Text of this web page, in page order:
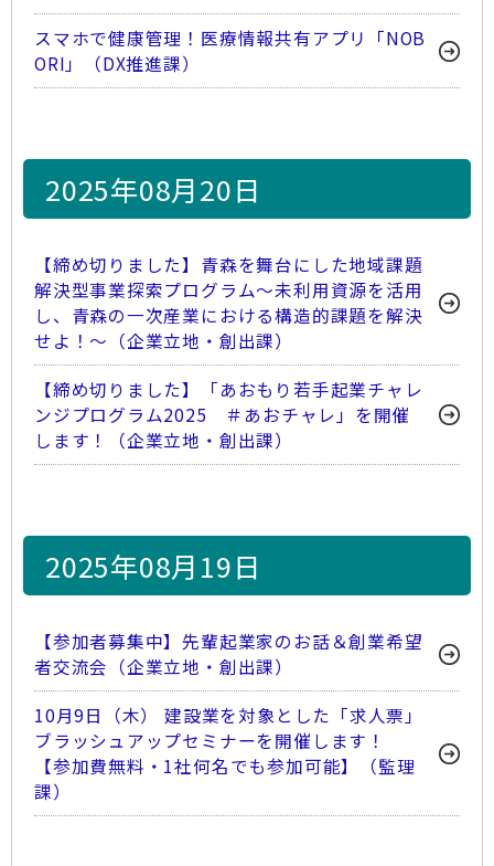
スマホで健康管理！医療情報共有アプリ「NOB
ORI」（DX推進課）
2025年08月20日
【締め切りました】青森を舞台にした地域課題
解決型事業探索プログラム～未利用資源を活用
し、青森の一次産業における構造的課題を解決
せよ！～（企業立地・創出課）
【締め切りました】「あおもり若手起業チャレ
ンジプログラム2025 ＃あおチャレ」を開催
します！（企業立地・創出課）
2025年08月19日
【参加者募集中】先輩起業家のお話＆創業希望
者交流会（企業立地・創出課）
10月9日（木） 建設業を対象とした「求人票」
ブラッシュアップセミナーを開催します！
【参加費無料・1社何名でも参加可能】（監理
課）